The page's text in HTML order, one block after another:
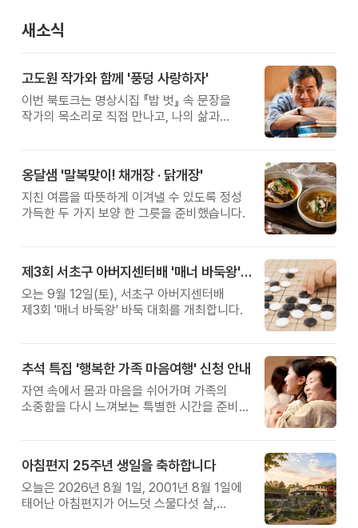
새소식
고도원 작가와 함께 '풍덩 사랑하자'
이번 북토크는 명상시집 『밥 벗』 속 문장을
작가의 목소리로 직접 만나고, 나의 삶과
옹달샘 '말복맞이! 채개장 · 닭개장'
지친 여름을 따뜻하게 이겨낼 수 있도록 정성
가득한 두 가지 보양 한 그릇을 준비했습니다.
제3회 서초구 아버지센터배 '매너 바둑왕' 대회
오는 9월 12일(토), 서초구 아버지센터배
제3회 '매너 바둑왕' 바둑 대회를 개최합니다.
추석 특집 '행복한 가족 마음여행' 신청 안내
자연 속에서 몸과 마음을 쉬어가며 가족의
소중함을 다시 느껴보는 특별한 시간을 준비해
아침편지 25주년 생일을 축하합니다
오늘은 2026년 8월 1일, 2001년 8월 1일에
태어난 아침편지가 어느덧 스물다섯 살,